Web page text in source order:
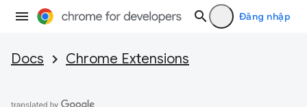
Đăng nhập
Docs Chrome Extensions